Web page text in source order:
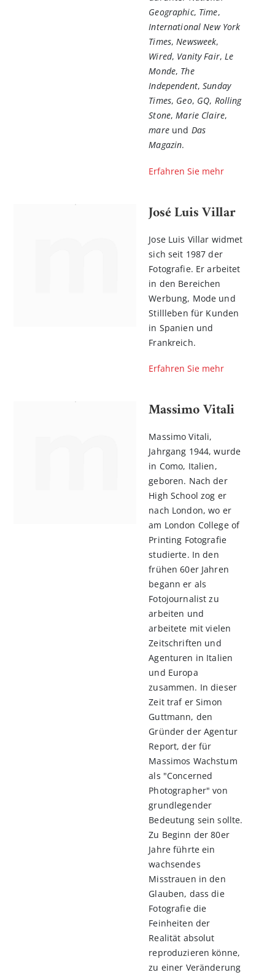
Geographic, Time,
International New York
Times,Newsweek,
Wired, Vanity Fair,Le
Monde, The
Independent,Sunday
Times, Geo, GQ, Rolling
Stone,Marie Claire,
mareund Das
Magazin.
Erfahren Sie mehr
José Luis Villar
Jose Luis Villar widmet
sich seit 1987 der
Fotografie. Er arbeitet
in den Bereichen
Werbung, Mode und
Stillleben für Kunden
in Spanien und
Frankreich.
Erfahren Sie mehr
Massimo Vitali
Massimo Vitali,
Jahrgang 1944, wurde
in Como, Italien,
geboren. Nach der
High School zog er
nach London, wo er
am London College of
Printing Fotografie
studierte. In den
frühen 60er Jahren
begann er als
Fotojournalist zu
arbeiten und
arbeitete mit vielen
Zeitschriften und
Agenturen in Italien
und Europa
zusammen. In dieser
Zeit traf er Simon
Guttmann, den
Gründer der Agentur
Report, der für
Massimos Wachstum
als "Concerned
Photographer" von
grundlegender
Bedeutung sein sollte.
Zu Beginn der 80er
Jahre führte ein
wachsendes
Misstrauen in den
Glauben, dass die
Fotografie die
Feinheiten der
Realität absolut
reproduzieren könne,
zu einer Veränderung